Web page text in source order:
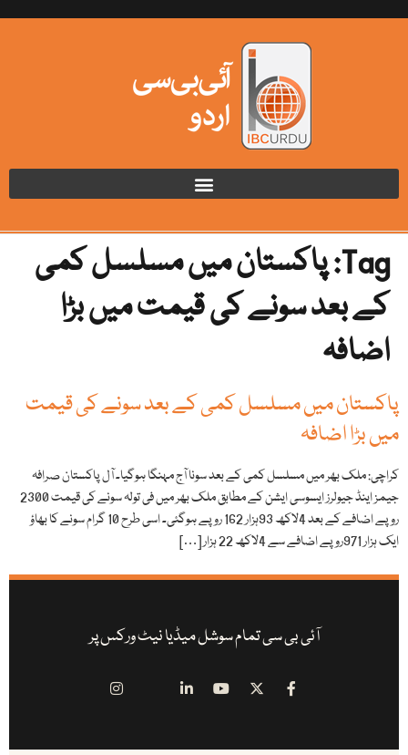
Tag: پاکستان میں مسلسل کمی
کے بعد سونے کی قیمت میں بڑا
اضافہ
پاکستان میں مسلسل کمی کے بعد سونے کی قیمت
میں بڑا اضافہ
کراچی: ملک بھر میں مسلسل کمی کے بعد سونا آج مہنگا ہوگیا۔ آل پاکستان صرافہ
جیمز اینڈ جیولرز ایسوسی ایشن کے مطابق ملک بھر میں فی تولہ سونے کی قیمت 2300
روپے اضافے کے بعد 4لاکھ 93ہزار 162 روپے ہوگئی۔ اسی طرح 10 گرام سونے کا بھاؤ
ایک ہزار 971روپے اضافے سے 4لاکھ 22 ہزار […]
آئی بی سی تمام سوشل میڈیا نیٹ ورکس پر